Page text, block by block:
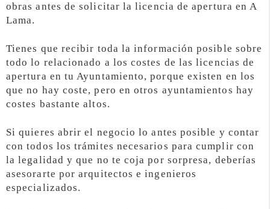
obras antes de solicitar la licencia de apertura en A
Lama.
Tienes que recibir toda la información posible sobre
todo lo relacionado a los costes de las licencias de
apertura en tu Ayuntamiento, porque existen en los
que no hay coste, pero en otros ayuntamientos hay
costes bastante altos.
Si quieres abrir el negocio lo antes posible y contar
con todos los trámites necesarios para cumplir con
la legalidad y que no te coja por sorpresa, deberías
asesorarte por arquitectos e ingenieros
especializados.